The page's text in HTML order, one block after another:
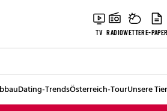
TV RADIOWETTERE-PAPER
Dating-TrendsÖsterreich-TourUnsere